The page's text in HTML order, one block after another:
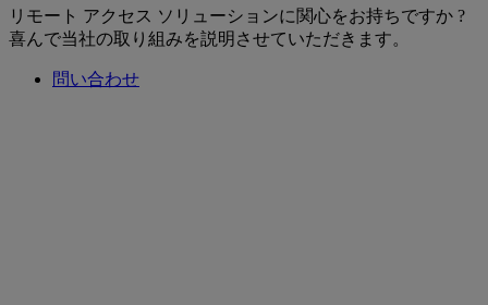
リモート アクセス ソリューションに関心をお持ちですか ?
喜んで当社の取り組みを説明させていただきます。
問い合わせ